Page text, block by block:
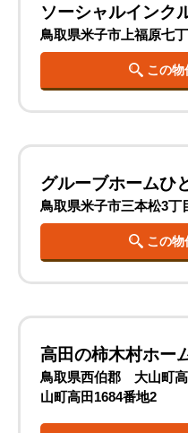
ソーシャルインク
鳥取県米子市上福原七
この物
グルーブホームひ
鳥取県米子市三本松3丁
この物
高田の柿木村ホー
鳥取県西伯郡 大山町高
山町高田1684番地2